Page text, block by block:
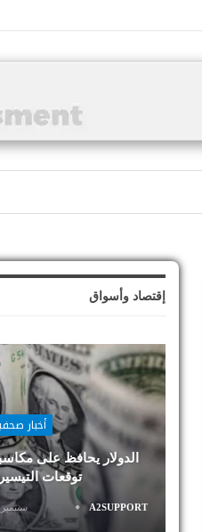
إقتصاد وأسواق
أخبار
الدولار يحافظ على
توقعات
A2SUPPORT سبتمبر 26,